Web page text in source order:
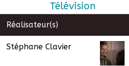
Télévision
Réalisateur(s)
Stéphane Clavier